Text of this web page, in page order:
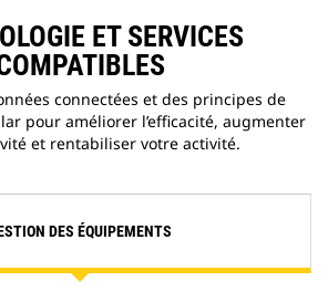
ET SERVICES
connectées et des principes de
pour améliorer l’efficacité, augmenter
et rentabiliser votre activité.
DES ÉQUIPEMENTS